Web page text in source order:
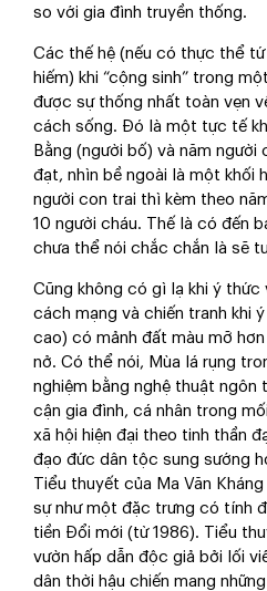
so với gia đình truyền thống.
Các thế hệ (nếu có thực thể
hiếm) khi “cộng sinh” trong
được sự thống nhất toàn vẹn
cách sống. Đó là một tực tế
Bằng (người bố) và năm
đạt, nhìn bề ngoài là một khối
người con trai thì kèm theo
10 người cháu. Thế là có đến
chưa thể nói chắc chắn là sẽ
Cũng không có gì lạ khi ý thức
cách mạng và chiến tranh khi
cao) có mảnh đất màu mỡ
nở. Có thể nói, Mùa lá rụng
nghiệm bằng nghệ thuật ngôn
cận gia đình, cá nhân trong
xã hội hiện đại theo tinh thần
đạo đức dân tộc sung sướng
Tiểu thuyết của Ma Văn
sự như một đặc trưng có tính
tiền Đổi mới (từ 1986). Tiểu
vườn hấp dẫn độc giả bởi lối
dân thời hậu chiến mang